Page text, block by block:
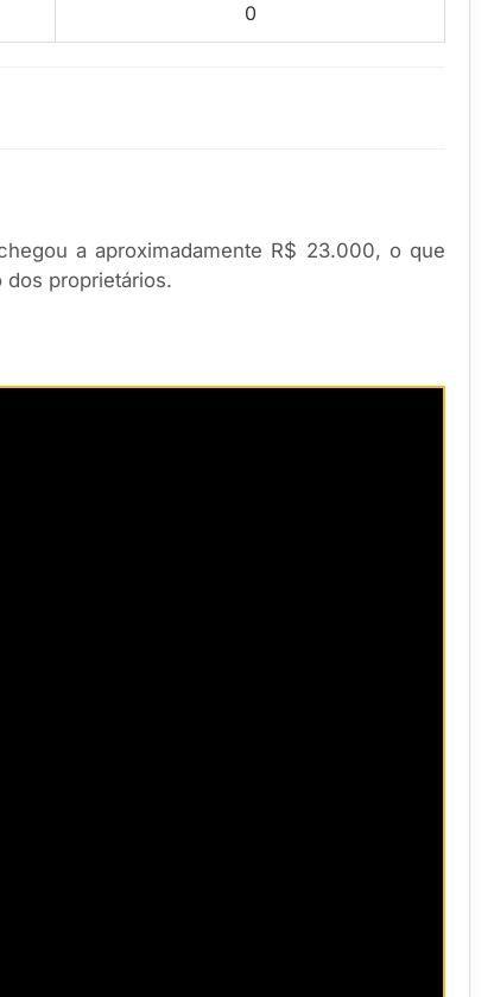
0
a aproximadamente R$ 23.000, o que
dos proprietários.